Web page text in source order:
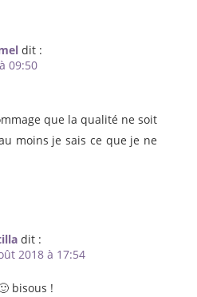
dit :
09:50
que la qualité ne soit
moins je sais ce que je ne
dit :
2018 à 17:54
bisous !